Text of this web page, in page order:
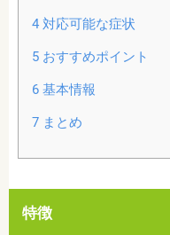
4対応可能な症状
5おすすめポイント
6基本情報
7まとめ
特徴